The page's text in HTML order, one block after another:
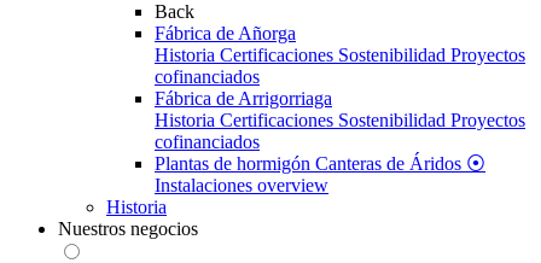
Back
Fábrica de Añorga
Historia Certificaciones Sostenibilidad Proyectos
cofinanciados
Fábrica de Arrigorriaga
Historia Certificaciones Sostenibilidad Proyectos
cofinanciados
Plantas de hormigón Canteras de Áridos ⦿
Instalaciones overview
Historia
Nuestros negocios